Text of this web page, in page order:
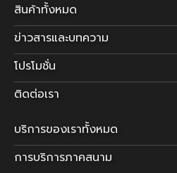
สินค้าทั้งหมด
ข่าวสารและบทความ
โปรโมชั่น
ติดต่อเรา
บริการของเราทั้งหมด
การบริการภาคสนาม